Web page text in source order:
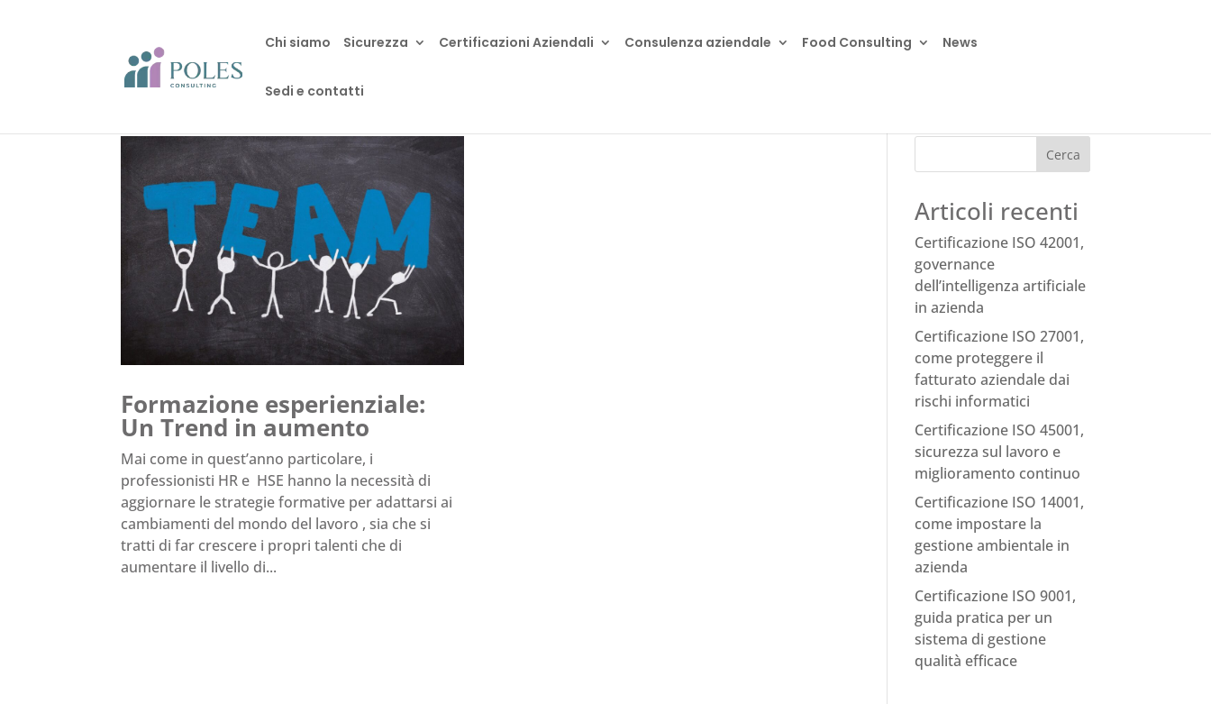
Chi siamo Sicurezza Certificazioni Aziendali Consulenza aziendale Food Consulting News
Sedi e contatti
Formazione esperienziale:
Un Trend in aumento
Mai come in quest’anno particolare, i
professionisti HR e HSE hanno la necessità di
aggiornare le strategie formative per adattarsi ai
cambiamenti del mondo del lavoro , sia che si
tratti di far crescere i propri talenti che di
aumentare il livello di...
Cerca
Articoli recenti
Certificazione ISO 42001,
governance
dell’intelligenza artificiale
in azienda
Certificazione ISO 27001,
come proteggere il
fatturato aziendale dai
rischi informatici
Certificazione ISO 45001,
sicurezza sul lavoro e
miglioramento continuo
Certificazione ISO 14001,
come impostare la
gestione ambientale in
azienda
Certificazione ISO 9001,
guida pratica per un
sistema di gestione
qualità efficace